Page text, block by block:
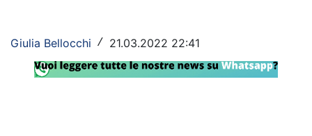
Lazio Women
Rassegna Lazio
Giulia Bellocchi / 21.03.2022 22:41